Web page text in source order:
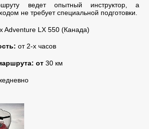
ведет опытный инструктор, а
не требует специальной подготовки.
Adventure LX 550 (Канада)
от 2-х часов
от 30 км